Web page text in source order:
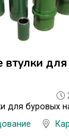
втулки
для буровых